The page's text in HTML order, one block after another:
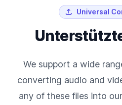
Universal
We support a wide
converting audio and
any of these files into